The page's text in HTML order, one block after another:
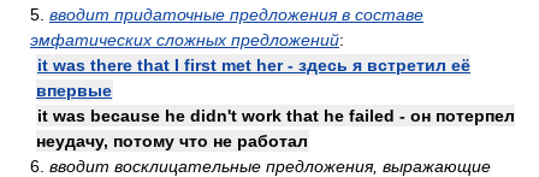
5. вводит придаточные предложения в составе
эмфатических сложных предложений:
it was there that I first met her - здесь я встретил её
впервые
it was because he didn't work that he failed - он потерпел
неудачу, потому что не работал
6. вводит восклицательные предложения, выражающие